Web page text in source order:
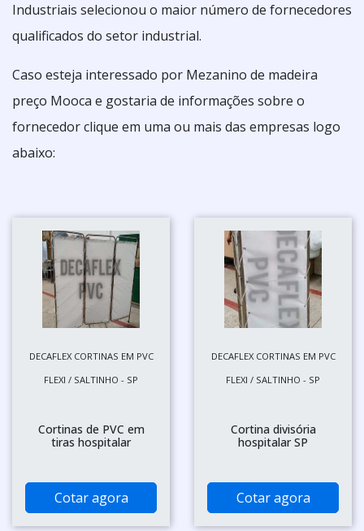
Industriais selecionou o maior número de fornecedores
qualificados do setor industrial.
Caso esteja interessado por Mezanino de madeira
preço Mooca e gostaria de informações sobre o
fornecedor clique em uma ou mais das empresas logo
abaixo:
DECAFLEX CORTINAS EM PVC
FLEXI / SALTINHO - SP
Cortinas de PVC em
tiras hospitalar
Cotar agora
DECAFLEX CORTINAS EM PVC
FLEXI / SALTINHO - SP
Cortina divisória
hospitalar SP
Cotar agora